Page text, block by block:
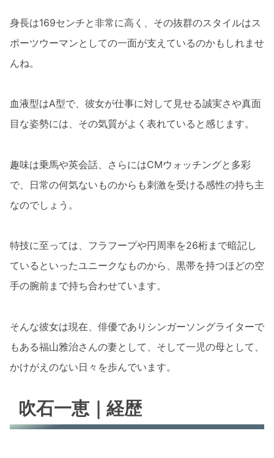
身長は169センチと非常に高く、その抜群のスタイルはス
ポーツウーマンとしての一面が支えているのかもしれませ
んね。
血液型はA型で、彼女が仕事に対して見せる誠実さや真面
目な姿勢には、その気質がよく表れていると感じます。
趣味は乗馬や英会話、さらにはCMウォッチングと多彩
で、日常の何気ないものからも刺激を受ける感性の持ち主
なのでしょう。
特技に至っては、フラフープや円周率を26桁まで暗記し
ているといったユニークなものから、黒帯を持つほどの空
手の腕前まで持ち合わせています。
そんな彼女は現在、俳優でありシンガーソングライターで
もある福山雅治さんの妻として、そして一児の母として、
かけがえのない日々を歩んでいます。
吹石一恵｜経歴